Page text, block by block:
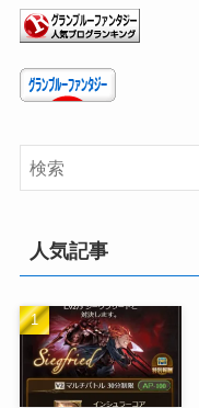
人気記事